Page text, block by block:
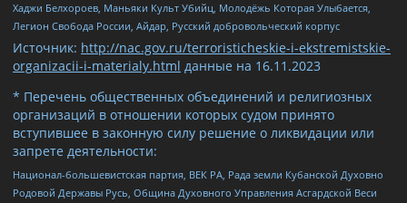
Хаджи Белхороев, Маньяки Культ Убийц, Молодёжь Которая Улыбается,
Легион Свобода России, Айдар, Русский добровольческий корпус
Источник: http://nac.gov.ru/terroristicheskie-i-ekstremistskie-
organizacii-i-materialy.html данные на 16.11.2023
* Перечень общественных объединений и религиозных
организаций в отношении которых судом принято
вступившее в законную силу решение о ликвидации или
запрете деятельности:
Национал-большевистская партия, ВЕК РА, Рада земли Кубанской Духовно
Родовой Державы Русь, Община Духовного Управления Асгардской Веси